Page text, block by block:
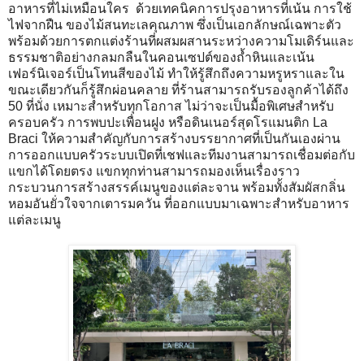
อาหารที่ไม่เหมือนใคร ด้วยเทคนิคการปรุงอาหารที่เน้น การใช้
ไฟจากฝืน ของไม้สนทะเลคุณภาพ ซึ่งเป็นเอกลักษณ์เฉพาะตัว
พร้อมด้วยการตกแต่งร้านที่ผสมผสานระหว่างความโมเดิร์นและ
ธรรมชาติอย่างกลมกลืนในคอนเซปต์ของถ้ำหินและเน้น
เฟอร์นิเจอร์เป็นโทนสีของไม้ ทำให้รู้สึกถึงความหรูหราและใน
ขณะเดียวกันก็รู้สึกผ่อนคลาย ที่ร้านสามารถรับรองลูกค้าได้ถึง
50 ที่นั่ง เหมาะสำหรับทุกโอกาส ไม่ว่าจะเป็นมื้อพิเศษสำหรับ
ครอบครัว การพบปะเพื่อนฝูง หรือดินเนอร์สุดโรแมนติก La
Braci ให้ความสำคัญกับการสร้างบรรยากาศที่เป็นกันเองผ่าน
การออกแบบครัวระบบเปิดที่เชฟและทีมงานสามารถเชื่อมต่อกับ
แขกได้โดยตรง แขกทุกท่านสามารถมองเห็นเรื่องราว
กระบวนการสร้างสรรค์เมนูของแต่ละจาน พร้อมทั้งสัมผัสกลิ่น
หอมอันยั่วใจจากเตารมควัน ที่ออกแบบมาเฉพาะสำหรับอาหาร
แต่ละเมนู